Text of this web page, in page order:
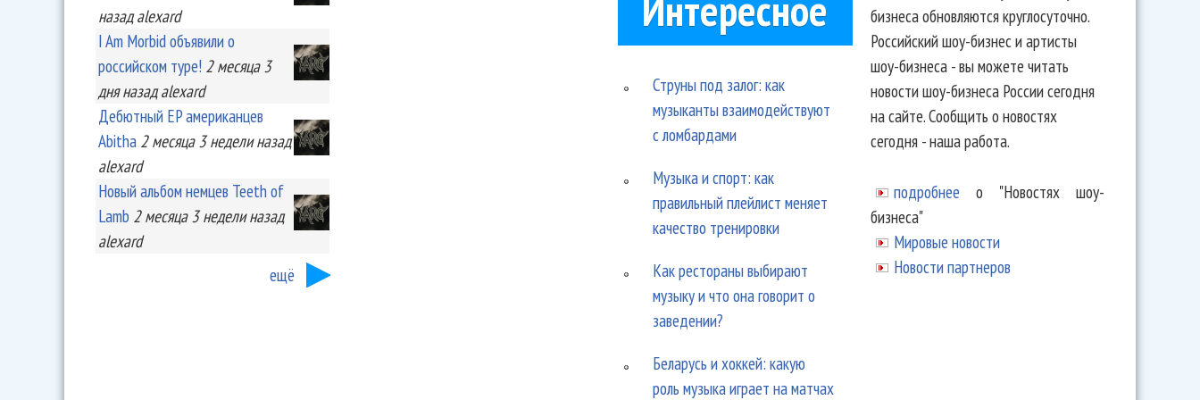
назад alexard
I Am Morbid объявили о
российском туре! 2 месяца 3
дняназад alexard
Дебютный EP американцев
Abitha 2 месяца 3 неделиназад
alexard
Новый альбом немцев Teeth of
Lamb 2 месяца 3 неделиназад
alexard
ещё
Струны под залог: как
музыканты взаимодействуют
с ломбардами
Музыка и спорт: как
правильный плейлист меняет
качество тренировки
Как рестораны выбирают
музыку и что она говорит о
заведении?
Беларусь и хоккей: какую
роль музыка играет на матчах
бизнеса обновляются круглосуточно.
Российский шоу-бизнес и артисты
шоу-бизнеса - вы можете читать
новости шоу-бизнеса России сегодня
на сайте. Сообщить о новостях
сегодня - наша работа.
подробнее о "Новостях шоу-
бизнеса"
Мировые новости
Новости партнеров